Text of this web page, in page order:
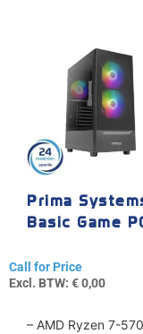
Prima
Basic Game
Call for Price
Excl. BTW: €0,00
– AMD Ryzen 7-